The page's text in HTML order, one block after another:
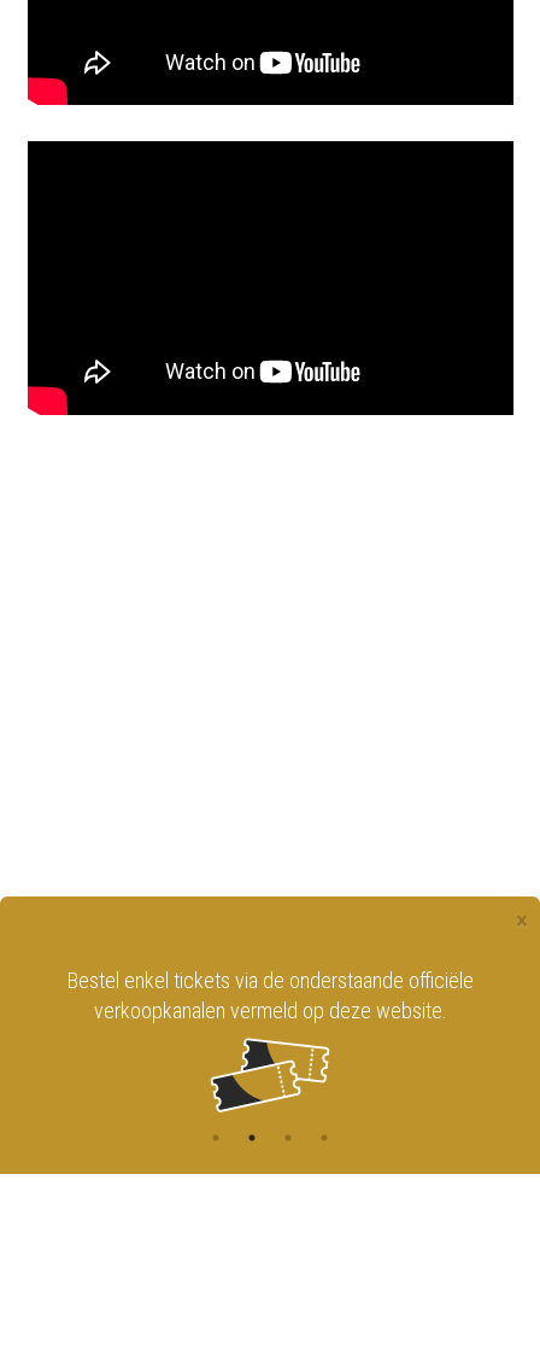
×
Bestel enkel tickets via de onderstaande officiële
verkoopkanalen vermeld op deze website.